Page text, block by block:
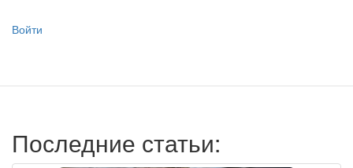
Меню
записи
Войти
Последние статьи: